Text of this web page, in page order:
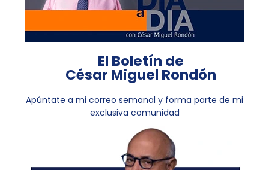
El Boletín de
César Miguel Rondón
Apúntate a mi correo semanal y forma parte de mi
exclusiva comunidad